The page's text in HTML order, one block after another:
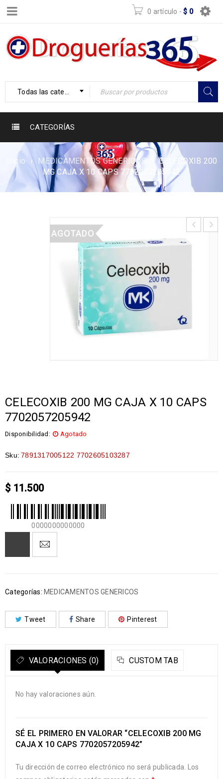
0 artículo - $ 0
Todas las categorías
CATEGORÍAS
Inicio › MEDICAMENTOS GENERICOS
CELECOXIB 200
MG CAJA X 10 CAPS 7702057205942
AGOTADO
CELECOXIB 200 MG CAJA X 10 CAPS
7702057205942
Disponibilidad: Agotado
Sku: 7891317005122 7702605103287
$11.500
0000000000000
Categorías: MEDICAMENTOS GENERICOS
Tweet Share Pinterest
VALORACIONES (0) CUSTOM TAB
No hay valoraciones aún.
SÉ EL PRIMERO EN VALORAR “CELECOXIB 200 MG
CAJA X 10 CAPS 7702057205942”
Tu dirección de correo electrónico no será publicada.
Los